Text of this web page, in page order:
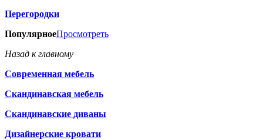
Перегородки
ПопулярноеПросмотреть
Назад к главному
Современная мебель
Скандинавская мебель
Скандинавские диваны
Дизайнерские кровати